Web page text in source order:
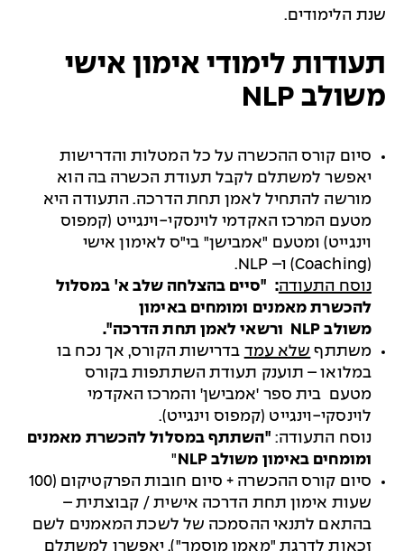
שנת הלימודים.
תעודות לימודי אימון אישי
משולב NLP
סיום קורס ההכשרה על כל המטלות והדרישות
יאפשר למשתלם לקבל תעודת הכשרה בה הוא
מורשה להתחיל לאמן תחת הדרכה. התעודה היא
מטעם המרכז האקדמי לוינסקי-וינגייט (קמפוס
וינגייט) ומטעם "אמבישן" בי"ס לאימון אישי
(
Coaching) ו– NLP
.
נוסח התעודה: "סיים בהצלחה שלב א' במסלול
להכשרת מאמנים ומומחים באימון
משולב NLP
ורשאי לאמן תחת הדרכה".
משתתף שלא עמד בדרישות הקורס, אך נכח בו
במלואו – תוענק תעודת השתתפות בקורס
מטעם בית ספר 'אמבישן' והמרכז האקדמי
לוינסקי-וינגייט (קמפוס וינגייט).
נוסח התעודה: "השתתף במסלול להכשרת מאמנים
ומומחים באימון משולבNLP
"
סיום קורס ההכשרה + סיום חובות הפרקטיקום (100
שעות אימון תחת הדרכה אישית / קבוצתית –
בהתאם לתנאי ההסמכה של לשכת המאמנים לשם
זכאות לדרגת "מאמן מוסמך"), יאפשרו למשתלם